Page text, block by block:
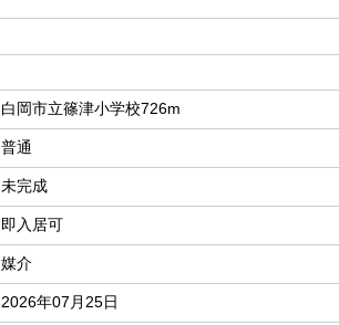
白岡市立篠津小学校726m
普通
未完成
即入居可
媒介
2026年07月25日